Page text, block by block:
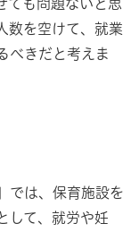
ても問題ないと思
数を空けて、就業
べきだと考えま
では、保育施設を
して、就労や妊